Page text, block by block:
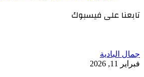
تابعنا على فيسبوك
جمال البادية
فبراير 11, 2026